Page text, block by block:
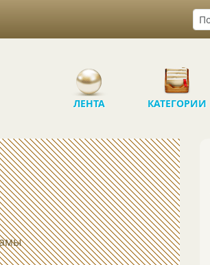
ЛЕНТА КАТЕГОРИИ